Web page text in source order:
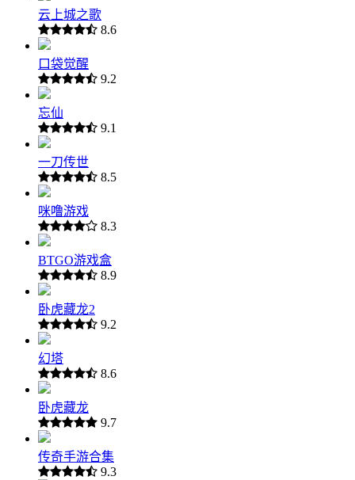
云上城之歌
8.6
口袋觉醒
9.2
忘仙
9.1
一刀传世
8.5
咪噜游戏
8.3
BTGO游戏盒
8.9
卧虎藏龙2
9.2
幻塔
8.6
卧虎藏龙
9.7
传奇手游合集
9.3